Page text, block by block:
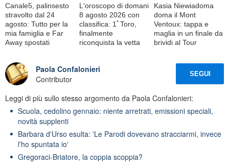
Canale5, palinsesto
stravolto dal 24
agosto: Tutto per la
mia famiglia e Far
Away spostati
L'oroscopo di domani
8 agosto 2026 con
classifica: 1ﾟToro,
finalmente
riconquista la vetta
Kasia Niewiadoma
doma il Mont
Ventoux: tappa e
maglia in un finale da
brividi al Tour
Paola Confalonieri
Contributor
SEGUI
Leggi di più sullo stesso argomento da Paola Confalonieri:
Scuola, cedolino gennaio: niente arretrati, emissioni speciali,
novità supplenti
Barbara d'Urso esulta: 'Le Parodi dovevano stracciarmi, invece
l'ho spuntata io'
Gregoraci-Briatore, la coppia scoppia?